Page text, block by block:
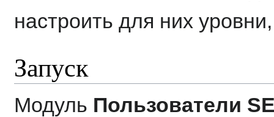
настроить для них
Запуск
Модуль Пользователи